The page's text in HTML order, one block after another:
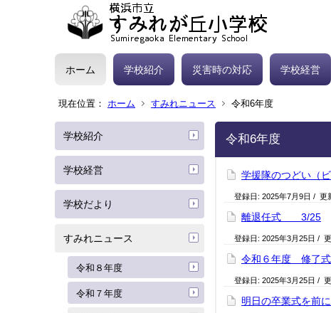
ホーム 学校紹介 災害時の対応 学校経営
現在位置： ホーム すみれニュース 令和6年度
学校紹介
学校経営
学校だより
すみれニュース
令和８年度
令和７年度
令和6年度
学援隊のつどい（
登録日: 2025年7月9日 / 更
離退任式 3/25
登録日: 2025年3月25日 /
令和６年度 修了
登録日: 2025年3月25日 /
明日の卒業式を